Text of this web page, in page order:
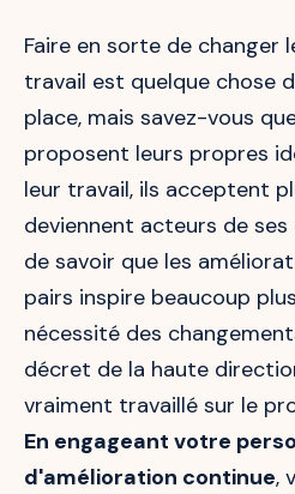
Faire en sorte de changer
travail est quelque chose
place, mais savez-vous
proposent leurs propres
leur travail, ils acceptent
deviennent acteurs de
de savoir que les
pairs inspire beaucoup
nécessité des
décret de la haute
vraiment travaillé sur le
En engageant votre
d'amélioration continue,